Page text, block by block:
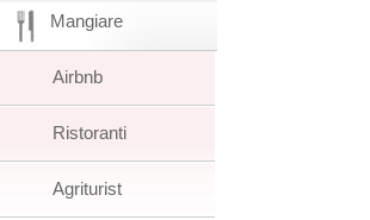
Mangiare
Airbnb
Ristoranti
Agriturist